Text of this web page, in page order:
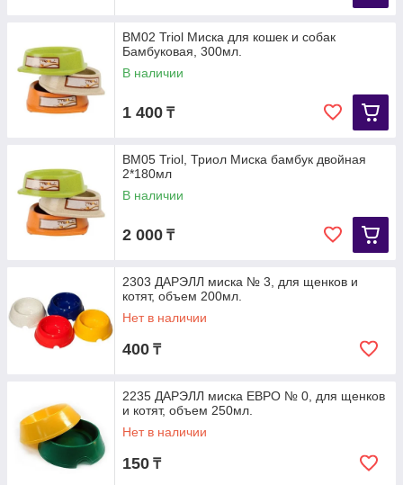
BM02 Triol Миска для кошек и собак
Бамбуковая, 300мл.
В наличии
1 400 ₸
ВМ05 Triol, Триол Миска бамбук двойная
2*180мл
В наличии
2 000 ₸
2303 ДАРЭЛЛ миска № 3, для щенков и
котят, объем 200мл.
Нет в наличии
400 ₸
2235 ДАРЭЛЛ миска ЕВРО № 0, для щенков
и котят, объем 250мл.
Нет в наличии
150 ₸